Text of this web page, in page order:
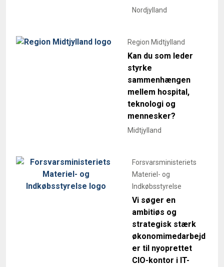
Nordjylland
Region Midtjylland
Kan du som leder
styrke
sammenhængen
mellem hospital,
teknologi og
mennesker?
Midtjylland
Forsvarsministeriets
Materiel- og
Indkøbsstyrelse
Vi søger en
ambitiøs og
strategisk stærk
økonomimedarbejd
er til nyoprettet
CIO-kontor i IT-